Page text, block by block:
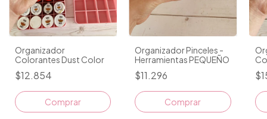
Organizador
Colorantes Dust Color
$12.854
Comprar
Organizador Pinceles -
Herramientas PEQUEÑO
$11.296